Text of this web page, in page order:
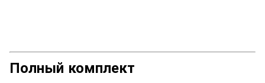
Полный комплект